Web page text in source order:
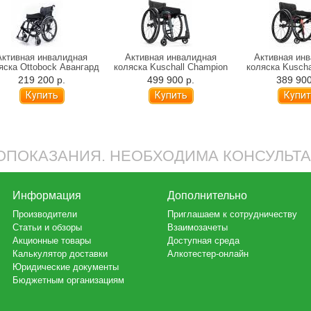
инвалидная
Ottobock Авангард
4 (DV, DS)
219 200 р.
Активная инвалидная
коляска Kuschall Champion
499 900 р.
Активная
коляска
(от 7,7
389
НЕОБХОДИМА
Информация
Производители
Статьи и обзоры
Акционные товары
Калькулятор доставки
Юридические документы
Бюджетным организациям
Дополнительно
Приглашаем к сотрудничеству
Взаимозачеты
Доступная среда
Алкотестер-онлайн